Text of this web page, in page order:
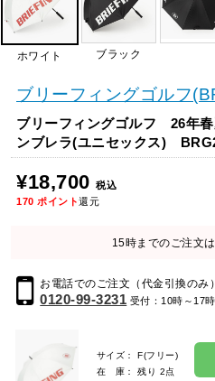
ホワイト ブラック
ブリーフィングゴルフ
ブリーフィングゴルフ 26年
ンブレラ(ユニセックス)
¥18,700 税込
170 ポイント還元
15時までのご注文
お電話でのご注文（代金引換のみ）
0120-99-3231 受付：10時～17
サイズ： F(フリー)
在 庫： 残り 2点